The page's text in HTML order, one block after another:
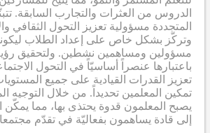
الدروس من العثرات والتجارب السابقة.
المتجددة مسؤولية تعزيز التحول الثقافي
وتركّز بشكل خاص على إعداد الطلاب
مسؤولين ومساهمين نشطين. ولتحقيق
باعتبارها عنصراً أساسيّاً في التحول
تعزيز القدرات القيادية على جميع
تمكين المعلمين تحديداً. من خلال التوجيه
يصبح المعلمون قدوة يحتذى بها، مما يمكّن
إلى قادة يساهمون بفعاليّة في تقدّم